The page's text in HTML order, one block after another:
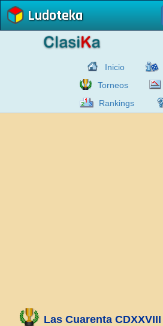
Ludoteka
Inicio
Torneos
Rankings
Las Cuarenta CDXXVIII